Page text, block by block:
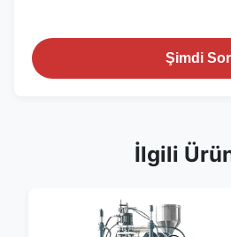
Şimdi Sor
İlgili